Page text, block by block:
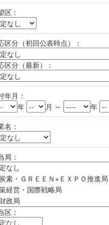
区：
区分（初回公表時点）：
区分（最新）：
年月：
年
月 ～
年
名：
局：
区：